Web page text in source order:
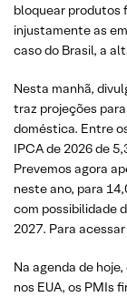
bloquear produtos
injustamente as
caso do Brasil, a
Nesta manhã,
traz projeções
doméstica. Entre
IPCA de 2026 de
Prevemos agora
neste ano, para
com possibilidade
2027. Para
Na agenda de
nos EUA, os PMIs